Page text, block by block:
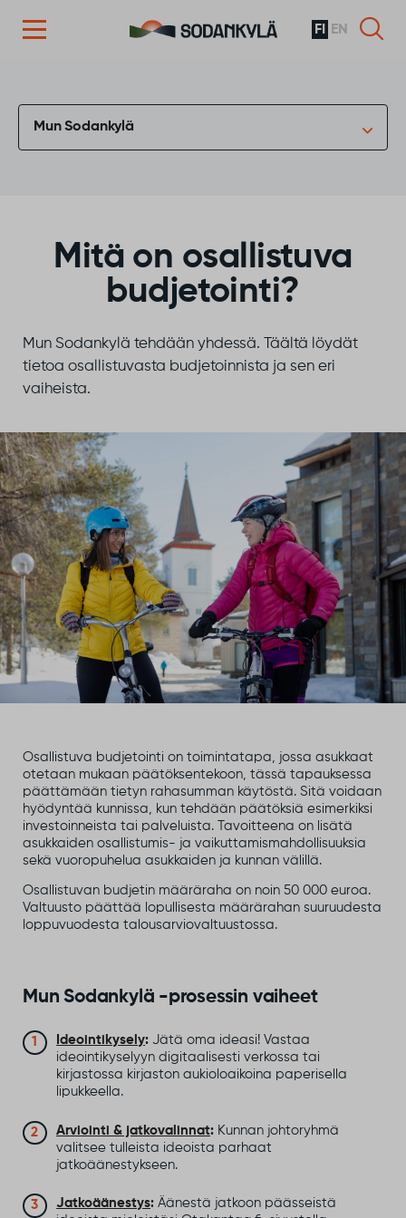
FI EN
Mun Sodankylä
Mitä on osallistuva
budjetointi?
Mun Sodankylä tehdään yhdessä. Täältä löydät
tietoa osallistuvasta budjetoinnista ja sen eri
vaiheista.
Osallistuva budjetointi on toimintatapa, jossa asukkaat
otetaan mukaan päätöksentekoon, tässä tapauksessa
päättämään tietyn rahasumman käytöstä. Sitä voidaan
hyödyntää kunnissa, kun tehdään päätöksiä esimerkiksi
investoinneista tai palveluista. Tavoitteena on lisätä
asukkaiden osallistumis- ja vaikuttamismahdollisuuksia
sekä vuoropuhelua asukkaiden ja kunnan välillä.
Osallistuvan budjetin määräraha on noin 50 000 euroa.
Valtuusto päättää lopullisesta määrärahan suuruudesta
loppuvuodesta talousarviovaltuustossa.
Mun Sodankylä -prosessin vaiheet
Ideointikysely:Jätä oma ideasi! Vastaa
ideointikyselyyn digitaalisesti verkossa tai
kirjastossa kirjaston aukioloaikoina paperisella
lipukkeella.
Arviointi & jatkovalinnat: Kunnan johtoryhmä
valitsee tulleista ideoista parhaat
jatkoäänestykseen.
Jatkoäänestys:Äänestä jatkoon päässeistä